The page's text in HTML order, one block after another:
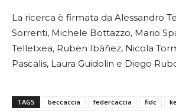
La ricerca è firmata da Alessandro
Sorrenti, Michele Bottazzo, Mario
Telletxea, Ruben Ibàñez, Nicola
Pascalis, Laura Guidolin e Diego
TAGS beccaccia federcaccia fidc